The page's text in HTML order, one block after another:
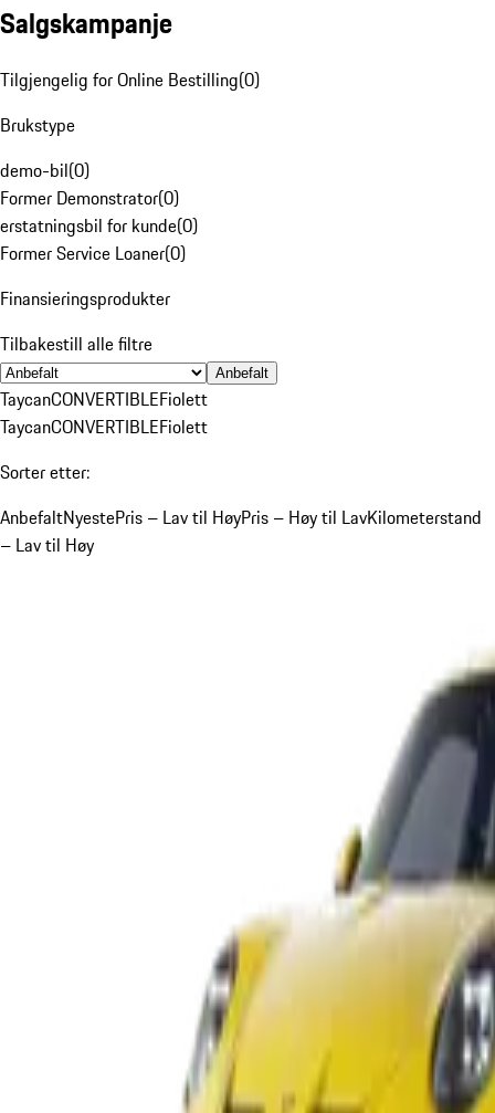
Salgskampanje
Tilgjengelig for Online Bestilling(0)
Brukstype
demo-bil(0)
Former Demonstrator(0)
erstatningsbil for kunde(0)
Former Service Loaner(0)
Finansieringsprodukter
Tilbakestill alle filtre
Anbefalt
TaycanCONVERTIBLEFiolett
TaycanCONVERTIBLEFiolett
Sorter etter:
AnbefaltNyestePris – Lav til HøyPris – Høy til LavKilometerstand
– Lav til Høy